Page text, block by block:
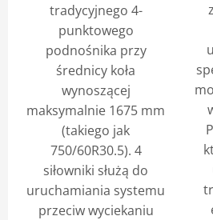
tradycyjnego 4-
punktowego
podnośnika przy
średnicy koła
wynoszącej
maksymalnie 1675 mm
(takiego jak
750/60R30.5). 4
siłowniki służą do
uruchamiania systemu
przeciw wyciekaniu